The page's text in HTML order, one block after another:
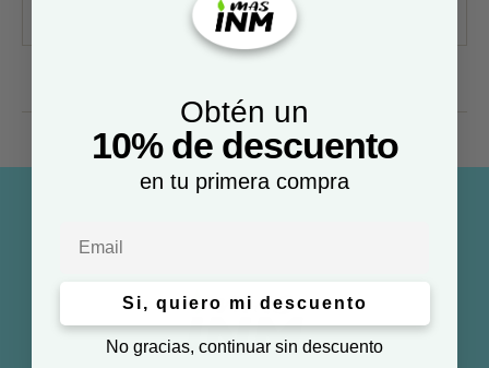
Obtén un
10% de descuento
en tu primera compra
Si, quiero mi descuento
No gracias, continuar sin descuento